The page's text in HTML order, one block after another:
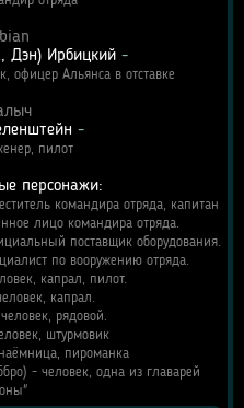
Дэн) Ирбицкий -
офицер Альянса в отставке
-
пилот
персонажи:
командира отряда, капитан
лицо командира отряда.
поставщик оборудования.
по вооружению отряда.
капрал, пилот.
капрал.
рядовой.
штурмовик
пироманка
- человек, одна из главарей